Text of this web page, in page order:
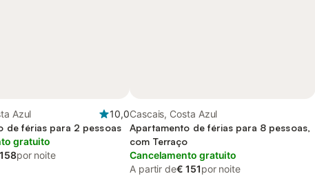
Azul
10,0
de férias para 2 pessoas
gratuito
por noite
Cascais, Costa Azul
Apartamento de férias para 8 pessoas,
com Terraço
Cancelamento gratuito
A partir de€ 151por noite